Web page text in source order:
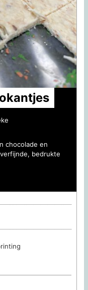
chocolade en
bedrukte